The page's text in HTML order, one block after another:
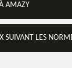
AMAZY
SUIVANT LES